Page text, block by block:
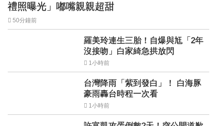
禮照曝光」嘟嘴親親超甜
50分鐘前
羅美玲連生三胎！自爆與尪「2年
沒接吻」白家綺急拱放閃
1小時前
台灣降雨「紫到發白」！ 白海豚
豪雨轟台時程一次看
1小時前